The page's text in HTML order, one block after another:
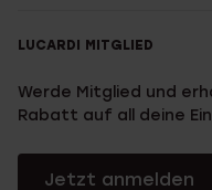
LUCARDI MITGLIED
Werde Mitglied und
Rabatt auf all deine
Jetzt anmelden